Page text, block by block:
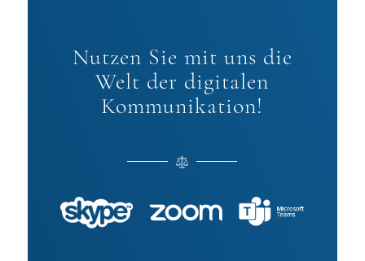
Nutzen Sie mit uns die
Welt der digitalen
Kommunikation!